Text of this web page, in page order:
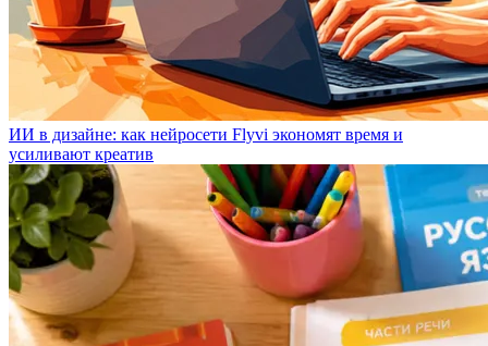
ИИ в дизайне: как нейросети Flyvi экономят время и
усиливают креатив